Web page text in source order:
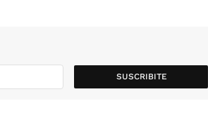
SUSCRIBITE